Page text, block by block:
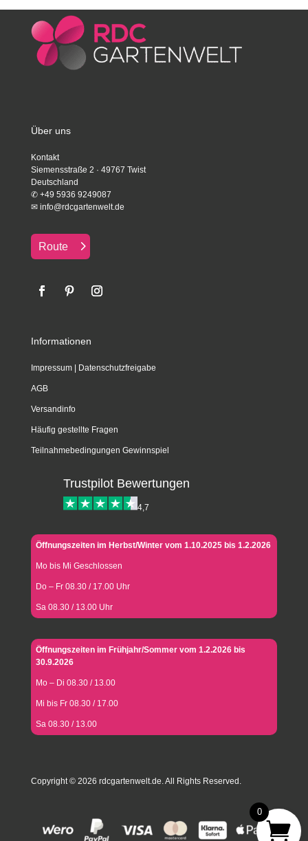
Über uns
Kontakt
Siemensstraße 2 · 49767 Twist
Deutschland
✆ +49 5936 9249087
✉ info@rdcgartenwelt.de
Route
Informationen
Impressum| Datenschutzfreigabe
AGB
Versandinfo
Häufig gestellte Fragen
Teilnahmebedingungen Gewinnspiel
Trustpilot Bewertungen
4,7
Öffnungszeiten im Herbst/Winter vom 1.10.2025 bis 1.2.2026
Mo bis Mi Geschlossen
Do – Fr 08.30 / 17.00 Uhr
Sa 08.30 / 13.00 Uhr
Öffnungszeiten im Frühjahr/Sommer vom 1.2.2026 bis
30.9.2026
Mo – Di 08.30 / 13.00
Mi bis Fr 08.30 / 17.00
Sa 08.30 / 13.00
Copyright © 2026 rdcgartenwelt.de. All Rights Reserved.
0